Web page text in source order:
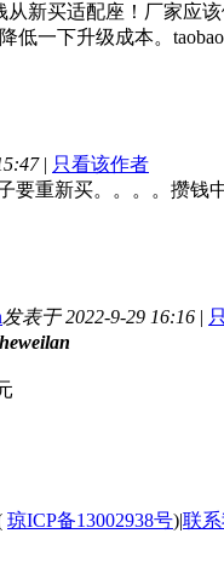
新买适配座！厂家应
降低一下升级成本。
| 只看该作者
要重新买。。。。攒钱
发表于 2022-9-29 16:16 |
heweilan
琼ICP备13002938号)|联